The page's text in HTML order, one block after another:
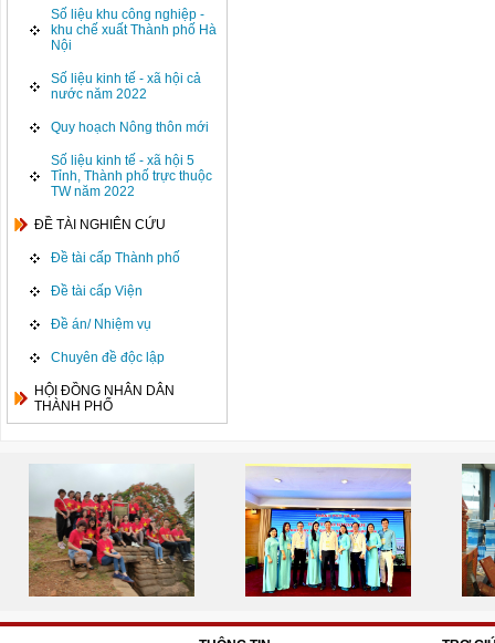
Số liệu khu công nghiệp -
khu chế xuất Thành phố Hà
Nội
Số liệu kinh tế - xã hội cả
nước năm 2022
Quy hoạch Nông thôn mới
Số liệu kinh tế - xã hội 5
Tỉnh, Thành phố trực thuộc
TW năm 2022
ĐỀ TÀI NGHIÊN CỨU
Đề tài cấp Thành phố
Đề tài cấp Viện
Đề án/ Nhiệm vụ
Chuyên đề độc lập
HỘI ĐỒNG NHÂN DÂN
THÀNH PHỐ